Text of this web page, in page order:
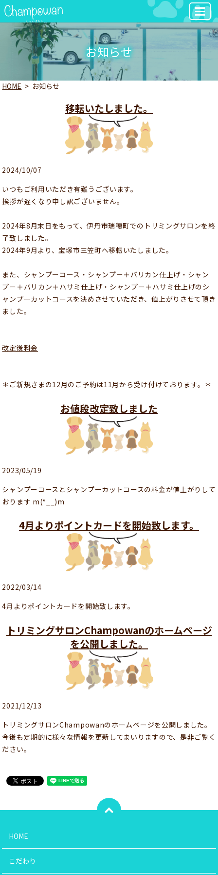
MENU
お知らせ
HOME お知らせ
移転いたしました。
2024/10/07
いつもご利用いただき有難うございます。
挨拶が遅くなり申し訳ございません。
2024年8月末日をもって、伊丹市瑞穂町でのトリミングサロンを終
了致しました。
2024年9月より、宝塚市三笠町へ移転いたしました。
また、シャンプーコース・シャンプー＋バリカン仕上げ・シャン
プー＋バリカン＋ハサミ仕上げ・シャンプー＋ハサミ仕上げのシ
ャンプーカットコースを決めさせていただき、値上がりさせて頂き
ました。
改定後料金
＊ご新規さまの12月のご予約は11月から受け付けております。＊
お値段改定致しました
2023/05/19
シャンプーコースとシャンプーカットコースの料金が値上がりして
おります m(*__)m
4月よりポイントカードを開始致します。
2022/03/14
4月よりポイントカードを開始致します。
トリミングサロンChampowanのホームページ
を公開しました。
2021/12/13
トリミングサロンChampowanのホームページを公開しました。
今後も定期的に様々な情報を更新してまいりますので、是非ご覧く
ださい。
HOME
こだわり